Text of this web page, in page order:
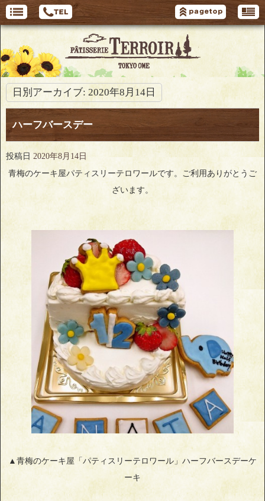
日別アーカイブ: 2020年8月14日
ハーフバースデー
投稿日 2020年8月14日
青梅のケーキ屋パティスリーテロワールです。ご利用ありがとうご
ざいます。
▲青梅のケーキ屋「パティスリーテロワール」ハーフバースデーケ
ーキ